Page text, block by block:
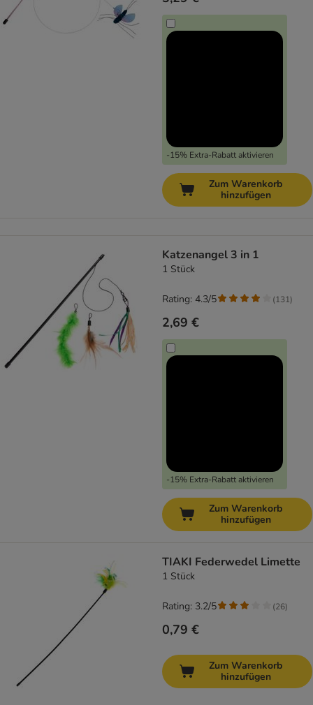
-15% Extra-Rabatt aktivieren
Zum Warenkorb
hinzufügen
Katzenangel 3 in 1
1 Stück
2,69 €
-15% Extra-Rabatt aktivieren
Rating: 4.3/5 (131)
Zum Warenkorb
hinzufügen
TIAKI Federwedel Limette
1 Stück
0,79 €
Rating: 3.2/5 (26)
Zum Warenkorb
hinzufügen